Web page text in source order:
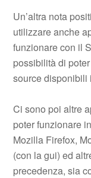
Un’altra nota
utilizzare anche
funzionare con il
possibilità di
source disponibili
Ci sono poi altre
poter funzionare
Mozilla Firefox,
(con la gui) ed
precedenza, sia